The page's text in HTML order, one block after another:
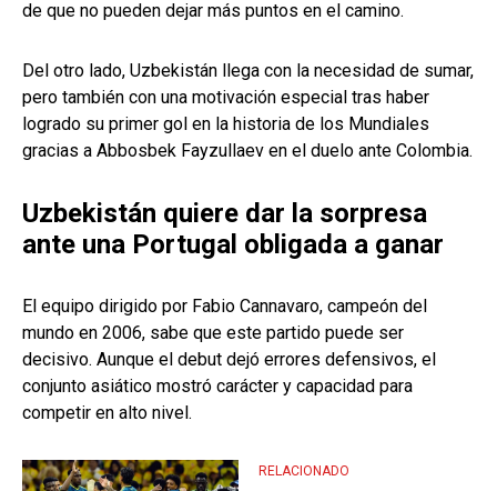
de que no pueden dejar más puntos en el camino.
Del otro lado, Uzbekistán llega con la necesidad de sumar,
pero también con una motivación especial tras haber
logrado su primer gol en la historia de los Mundiales
gracias a Abbosbek Fayzullaev en el duelo ante Colombia.
Uzbekistán quiere dar la sorpresa
ante una Portugal obligada a ganar
El equipo dirigido por Fabio Cannavaro, campeón del
mundo en 2006, sabe que este partido puede ser
decisivo. Aunque el debut dejó errores defensivos, el
conjunto asiático mostró carácter y capacidad para
competir en alto nivel.
RELACIONADO